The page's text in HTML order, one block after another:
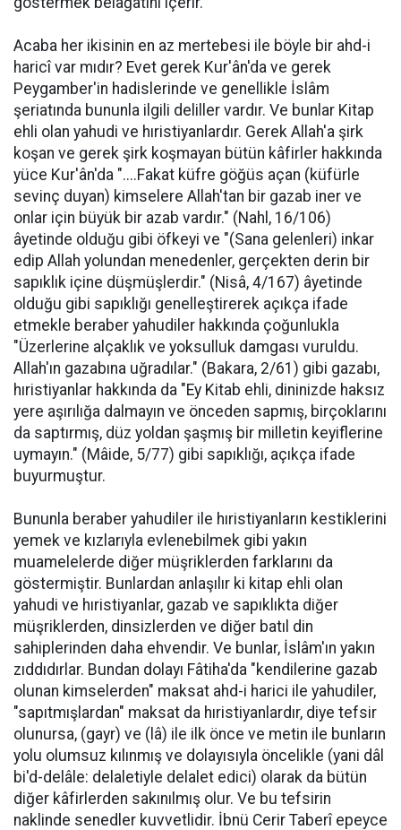
Acaba her ikisinin en az mertebesi ile böyle bir ahd-i
haricî var mıdır? Evet gerek Kur'ân'da ve gerek
Peygamber'in hadislerinde ve genellikle İslâm
şeriatında bununla ilgili deliller vardır. Ve bunlar Kitap
ehli olan yahudi ve hıristiyanlardır. Gerek Allah'a şirk
koşan ve gerek şirk koşmayan bütün kâfirler hakkında
yüce Kur'ân'da "....Fakat küfre göğüs açan (küfürle
sevinç duyan) kimselere Allah'tan bir gazab iner ve
onlar için büyük bir azab vardır." (Nahl, 16/106)
âyetinde olduğu gibi öfkeyi ve "(Sana gelenleri) inkar
edip Allah yolundan menedenler, gerçekten derin bir
sapıklık içine düşmüşlerdir." (Nisâ, 4/167) âyetinde
olduğu gibi sapıklığı genelleştirerek açıkça ifade
etmekle beraber yahudiler hakkında çoğunlukla
"Üzerlerine alçaklık ve yoksulluk damgası vuruldu.
Allah'ın gazabına uğradılar." (Bakara, 2/61) gibi gazabı,
hıristiyanlar hakkında da "Ey Kitab ehli, dininizde haksız
yere aşırılığa dalmayın ve önceden sapmış, birçoklarını
da saptırmış, düz yoldan şaşmış bir milletin keyiflerine
uymayın." (Mâide, 5/77) gibi sapıklığı, açıkça ifade
buyurmuştur.
Bununla beraber yahudiler ile hıristiyanların kestiklerini
yemek ve kızlarıyla evlenebilmek gibi yakın
muamelelerde diğer müşriklerden farklarını da
göstermiştir. Bunlardan anlaşılır ki kitap ehli olan
yahudi ve hıristiyanlar, gazab ve sapıklıkta diğer
müşriklerden, dinsizlerden ve diğer batıl din
sahiplerinden daha ehvendir. Ve bunlar, İslâm'ın yakın
zıddıdırlar. Bundan dolayı Fâtiha'da "kendilerine gazab
olunan kimselerden" maksat ahd-i harici ile yahudiler,
"sapıtmışlardan" maksat da hıristiyanlardır, diye tefsir
olunursa, (gayr) ve (lâ) ile ilk önce ve metin ile bunların
yolu olumsuz kılınmış ve dolayısıyla öncelikle (yani dâl
bi'd-delâle: delaletiyle delalet edici) olarak da bütün
diğer kâfirlerden sakınılmış olur. Ve bu tefsirin
naklinde senedler kuvvetlidir. İbnü Cerir Taberî epeyce